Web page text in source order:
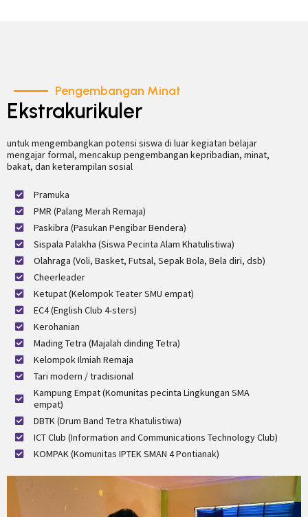
Pengembangan Minat
Ekstrakurikuler
untuk mengembangkan potensi siswa di luar kegiatan belajar
mengajar formal, mencakup pengembangan kepribadian, minat,
bakat, dan keterampilan sosial
Pramuka
PMR (Palang Merah Remaja)
Paskibra (Pasukan Pengibar Bendera)
Sispala Palakha (Siswa Pecinta Alam Khatulistiwa)
Olahraga (Voli, Basket, Futsal, Sepak Bola, Bela diri, dsb)
Cheerleader
Ketupat (Kelompok Teater SMU empat)
EC4 (English Club 4-sters)
Kerohanian
Mading Tetra (Majalah dinding Tetra)
Kelompok Ilmiah Remaja
Tari modern / tradisional
Kampung Empat (Komunitas pecinta Lingkungan SMA
empat)
DBTK (Drum Band Tetra Khatulistiwa)
ICT Club (Information and Communications Technology Club)
KOMPAK (Komunitas IPTEK SMAN 4 Pontianak)